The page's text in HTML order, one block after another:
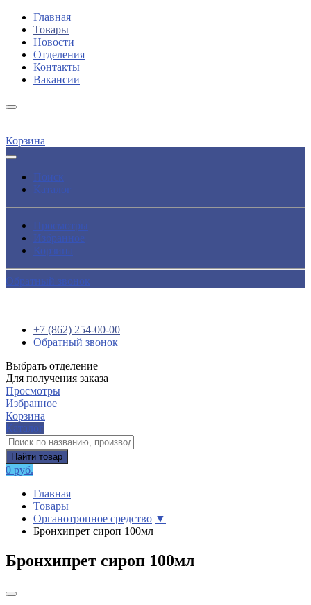
Главная
Товары
Новости
Отделения
Контакты
Вакансии
Корзина
Поиск
Каталог
Просмотры
Избранное
Корзина
Обратный звонок
+7 (862) 254-00-00
Обратный звонок
Выбрать отделение
Для получения заказа
Просмотры
Избранное
Корзина
Каталог
Найти товар
0 руб.
Главная
Товары
Органотропное средство ▼
Бронхипрет сироп 100мл
Бронхипрет сироп 100мл